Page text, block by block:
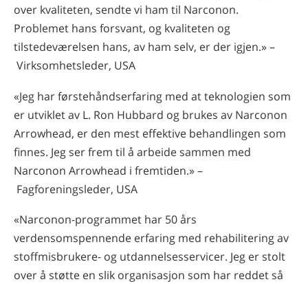
over kvaliteten, sendte vi ham til Narconon.
Problemet hans forsvant, og kvaliteten og
tilstedeværelsen hans, av ham selv, er der igjen.» –
Virksomhetsleder, USA
«Jeg har førstehåndserfaring med at teknologien som
er utviklet av L. Ron Hubbard og brukes av Narconon
Arrowhead, er den mest effektive behandlingen som
finnes. Jeg ser frem til å arbeide sammen med
Narconon Arrowhead i fremtiden.» –
Fagforeningsleder, USA
«Narconon-programmet har 50 års
verdensomspennende erfaring med rehabilitering av
stoffmisbrukere- og utdannelsesservicer. Jeg er stolt
over å støtte en slik organisasjon som har reddet så